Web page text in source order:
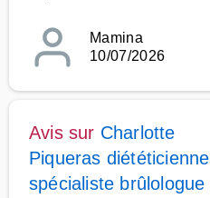
Mamina
10/07/2026
Avis sur Charlotte
Piqueras diététicienne
spécialiste brûlologue